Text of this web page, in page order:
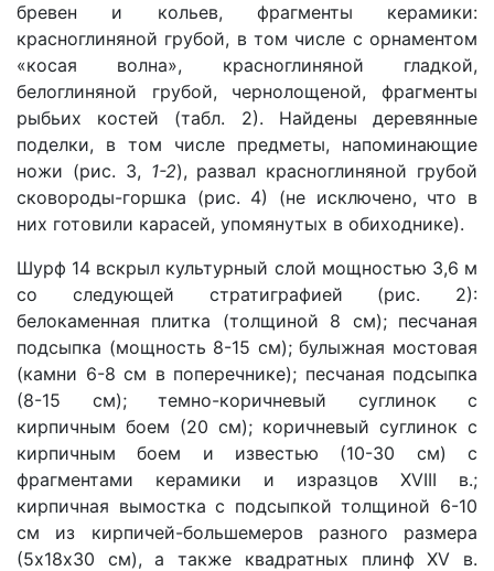
бревен и кольев, фрагменты керамики:
красноглиняной грубой, в том числе с орнаментом
«косая волна», красноглиняной гладкой,
белоглиняной грубой, чернолощеной, фрагменты
рыбьих костей (табл. 2). Найдены деревянные
поделки, в том числе предметы, напоминающие
ножи (рис. 3, 1-2), развал красноглиняной грубой
сковороды-горшка (рис. 4) (не исключено, что в
них готовили карасей, упомянутых в обиходнике).
Шурф 14 вскрыл культурный слой мощностью 3,6 м
со следующей стратиграфией (рис. 2):
белокаменная плитка (толщиной 8 см); песчаная
подсыпка (мощность 8-15 см); булыжная мостовая
(камни 6-8 см в поперечнике); песчаная подсыпка
(8-15 см); темно-коричневый суглинок с
кирпичным боем (20 см); коричневый суглинок с
кирпичным боем и известью (10-30 см) с
фрагментами керамики и изразцов XVIII в.;
кирпичная вымостка с подсыпкой толщиной 6-10
см из кирпичей-большемеров разного размера
(5х18х30 см), а также квадратных плинф XV в.